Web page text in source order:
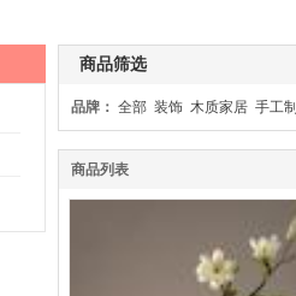
商品筛选
品牌： 全部 装饰 木质家居 手工
商品列表